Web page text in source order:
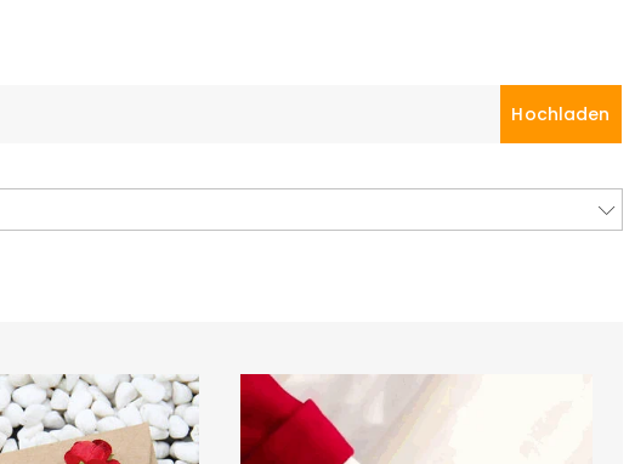
Hochladen